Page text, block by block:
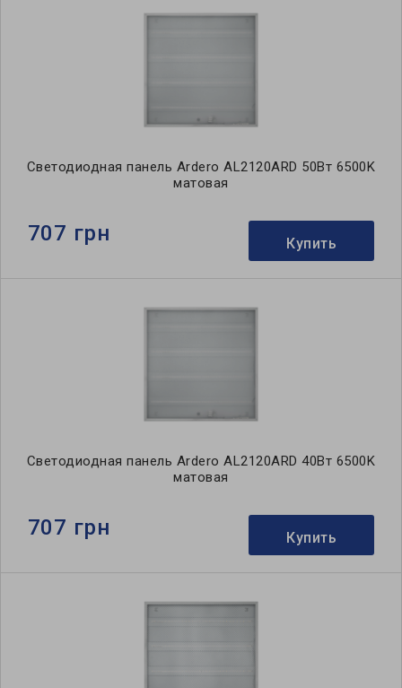
Светодиодная панель Ardero AL2120ARD 50Вт 6500K
матовая
707 грн Купить
Светодиодная панель Ardero AL2120ARD 40Вт 6500K
матовая
707 грн Купить